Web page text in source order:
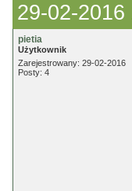
29-02-2016
pietia
Użytkownik
Zarejestrowany: 29-02-2016
Posty: 4